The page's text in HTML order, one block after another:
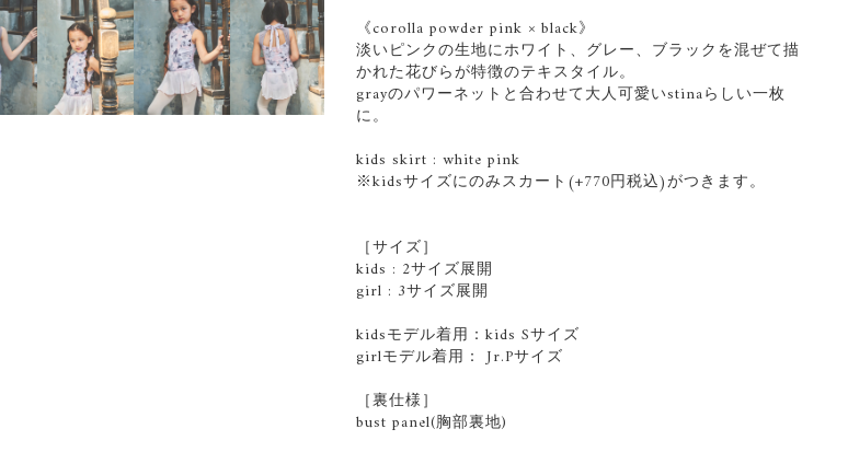
《corolla powder pink × black》
淡いピンクの生地にホワイト、グレー、ブラックを混ぜて描
かれた花びらが特徴のテキスタイル。
grayのパワーネットと合わせて大人可愛いstinaらしい一枚
に。
kids skirt : white pink
※kidsサイズにのみスカート(+770円税込)がつきます。
［サイズ］
kids : 2サイズ展開
girl : 3サイズ展開
kidsモデル着用：kids Sサイズ
girlモデル着用： Jr.Pサイズ
［裏仕様］
bust panel(胸部裏地)